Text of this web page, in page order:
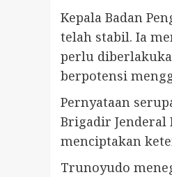
Kepala Badan
telah stabil. Ia
perlu
berpotensi
Pernyataan
Brigadir
menciptakan
Trunoyudo